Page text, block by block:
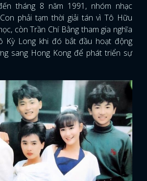
tháng 8 năm 1991, nhóm nhạc
phải tạm thời giải tán vì Tô Hữu
còn Trần Chí Bằng tham gia nghĩa
Kỳ Long khi đó bắt đầu hoạt động
sang Hong Kong để phát triển sự